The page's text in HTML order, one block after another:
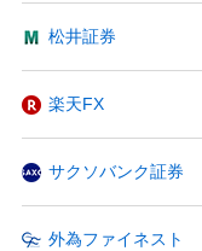
松井証券
楽天FX
サクソバンク証券
外為ファイネスト